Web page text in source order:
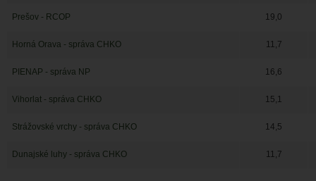
Prešov - RCOP 19,0
Horná Orava - správa CHKO 11,7
PIENAP - správa NP 16,6
Vihorlat - správa CHKO 15,1
Strážovské vrchy - správa CHKO 14,5
Dunajské luhy - správa CHKO 11,7